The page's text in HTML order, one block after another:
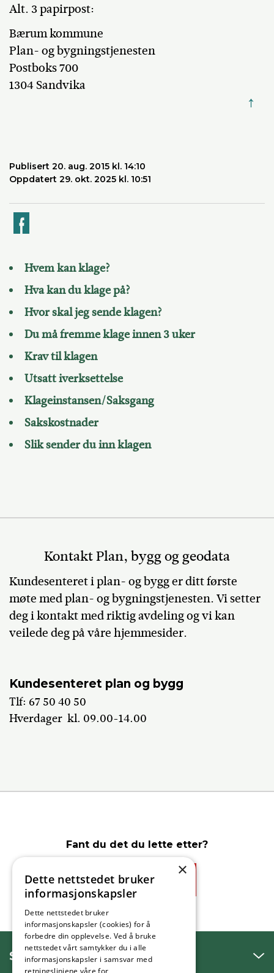
Alt. 3 papirpost:
Bærum kommune
Plan- og bygningstjenesten
Postboks 700
1304 Sandvika
↑
Publisert 20. aug. 2015 kl. 14:10
Oppdatert 29. okt. 2025 kl. 10:51
Hvem kan klage?
Hva kan du klage på?
Hvor skal jeg sende klagen?
Du må fremme klage innen 3 uker
Krav til klagen
Utsatt iverksettelse
Klageinstansen/Saksgang
Sakskostnader
Slik sender du inn klagen
Kontakt Plan, bygg og geodata
Kundesenteret i plan- og bygg er ditt første
møte med plan- og bygningstjenesten. Vi setter
deg i kontakt med riktig avdeling og vi kan
veilede deg på våre hjemmesider.
Kundesenteret plan og bygg
Tlf: 67 50 40 50
Hverdager kl. 09.00-14.00
Fant du det du lette etter?
Ja
SNAKK MED OSS
×
Dette nettstedet bruker
informasjonskapsler
Dette nettstedet bruker
informasjonskapsler (cookies) for å
forbedre din opplevelse. Ved å bruke
nettstedet vårt samtykker du i alle
informasjonskapsler i samsvar med
retningslinjene våre for